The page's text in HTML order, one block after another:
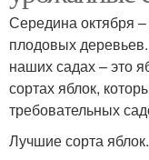
Середина октября
плодовых
наших садах – это
сортах яблок,
требовательных
Лучшие сорта